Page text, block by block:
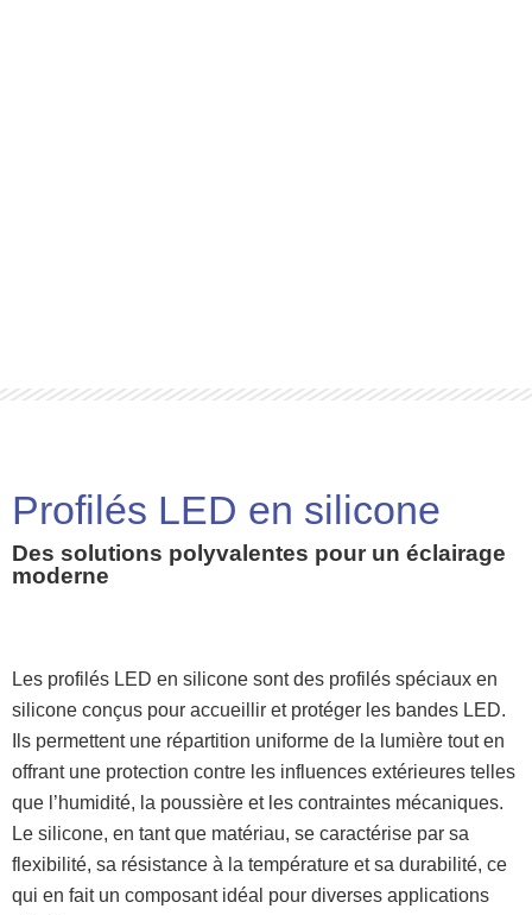
Profilés LED en silicone
Des solutions polyvalentes pour un éclairage
moderne
Les profilés LED en silicone sont des profilés spéciaux en
silicone conçus pour accueillir et protéger les bandes LED.
Ils permettent une répartition uniforme de la lumière tout en
offrant une protection contre les influences extérieures telles
que l’humidité, la poussière et les contraintes mécaniques.
Le silicone, en tant que matériau, se caractérise par sa
flexibilité, sa résistance à la température et sa durabilité, ce
qui en fait un composant idéal pour diverses applications